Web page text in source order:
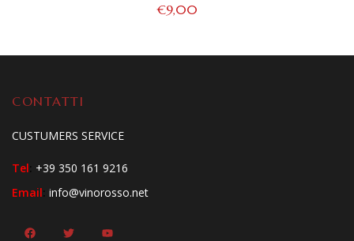
€9,00
CONTATTI
CUSTUMERS SERVICE
Tel: +39 350 161 9216
Email: info@vinorosso.net